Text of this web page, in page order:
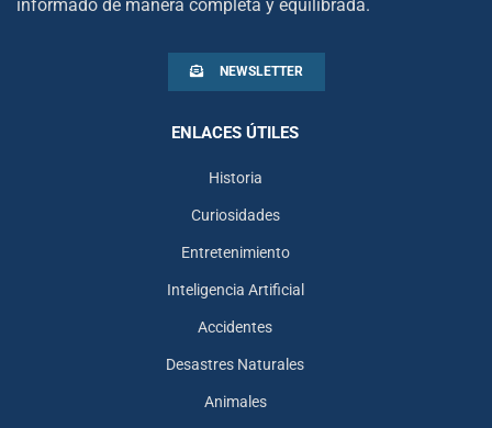
informado de manera completa y equilibrada.
NEWSLETTER
ENLACES ÚTILES
Historia
Curiosidades
Entretenimiento
Inteligencia Artificial
Accidentes
Desastres Naturales
Animales